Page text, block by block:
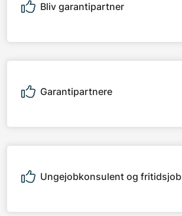
Bliv garantipartner
Garantipartnere
Ungejobkonsulent og fritidsjob